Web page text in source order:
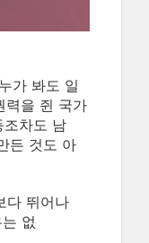
가 봐도 일
력을 쥔 국가
조차도 남
든 것도 아
다 뛰어나
없